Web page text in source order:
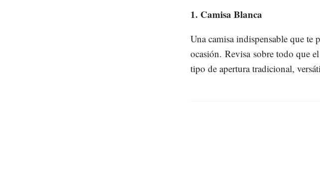
1. Camisa Blanca
Una camisa indispensable que te
ocasión. Revisa sobre todo que
tipo de apertura tradicional,